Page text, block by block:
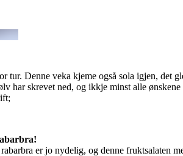
tur. Denne veka kjeme også sola igjen,
har skrevet ned, og ikkje minst alle
er jo nydelig, og denne fruktsalaten